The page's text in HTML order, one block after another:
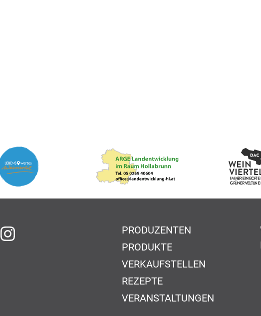
auf Facebook
auf Instagram
PRODUZENTEN
PRODUKTE
VERKAUFSTELLEN
REZEPTE
VERANSTALTUNGEN